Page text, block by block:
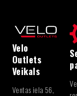
Velo
Outlets
Veikals
Ventas iela 56,